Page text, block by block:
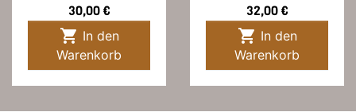
Preis
30,00 €

Warenkorb
Preis
32,00 €

Warenkorb